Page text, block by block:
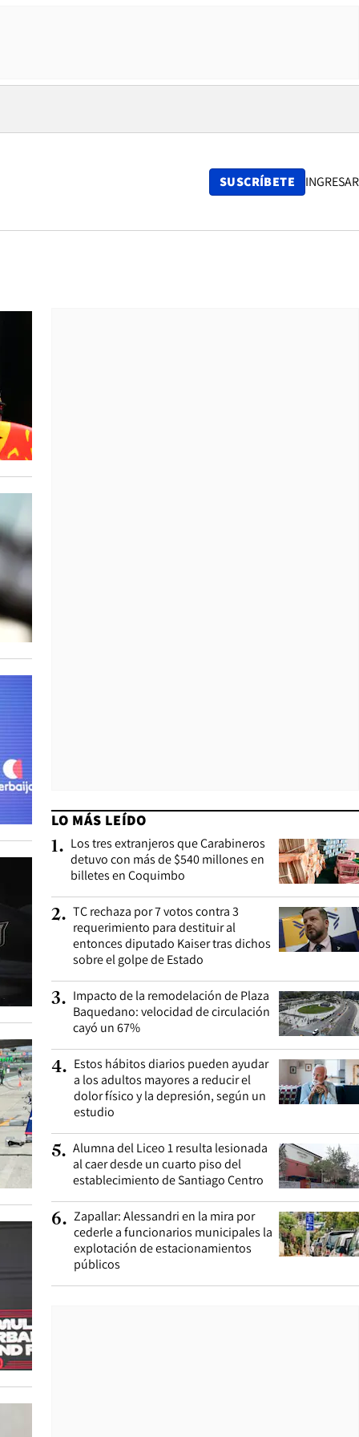
SUSCRÍBETE INGRESAR
LO MÁS LEÍDO
1. Los tres extranjeros que Carabineros
detuvo con más de $540 millones en
billetes en Coquimbo
2. TC rechaza por 7 votos contra 3
requerimiento para destituir al
entonces diputado Kaiser tras dichos
sobre el golpe de Estado
3. Impacto de la remodelación de Plaza
Baquedano: velocidad de circulación
cayó un 67%
4. Estos hábitos diarios pueden ayudar
a los adultos mayores a reducir el
dolor físico y la depresión, según un
estudio
5. Alumna del Liceo 1 resulta lesionada
al caer desde un cuarto piso del
establecimiento de Santiago Centro
6. Zapallar: Alessandri en la mira por
cederle a funcionarios municipales la
explotación de estacionamientos
públicos